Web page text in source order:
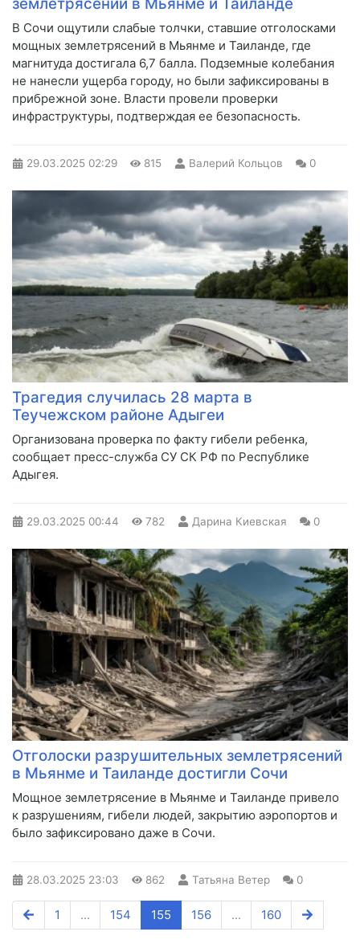
землетрясений в Мьянме и Таиланде
В Сочи ощутили слабые толчки, ставшие отголосками
мощных землетрясений в Мьянме и Таиланде, где
магнитуда достигала 6,7 балла. Подземные колебания
не нанесли ущерба городу, но были зафиксированы в
прибрежной зоне. Власти провели проверки
инфраструктуры, подтверждая ее безопасность.
29.03.2025 02:29 815 Валерий Кольцов 0
Трагедия случилась 28 марта в
Теучежском районе Адыгеи
Организована проверка по факту гибели ребенка,
сообщает пресс-служба СУ СК РФ по Республике
Адыгея.
29.03.2025 00:44 782 Дарина Киевская 0
Отголоски разрушительных землетрясений
в Мьянме и Таиланде достигли Сочи
Мощное землетрясение в Мьянме и Таиланде привело
к разрушениям, гибели людей, закрытию аэропортов и
было зафиксировано даже в Сочи.
28.03.2025 23:03 862 Татьяна Ветер 0
1 ... 154 155 156 ... 160